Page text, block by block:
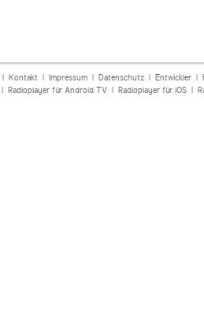
Kontakt| Impressum| Datenschutz| Entwickler|
Radioplayer für Android TV| Radioplayer für iOS|